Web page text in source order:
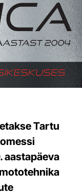
Tartu
aastapäeva